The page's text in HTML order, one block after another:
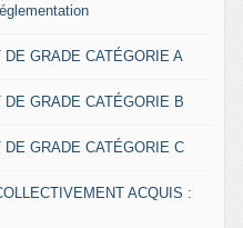
DE GRADE CATÉGORIE A
DE GRADE CATÉGORIE B
DE GRADE CATÉGORIE C
ACQUIS :